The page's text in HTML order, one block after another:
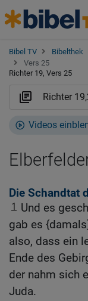
Bibel TV Bibelthek
Vers 25
Richter 19, Vers 25
Videos
Die Schandtat
1
Und es
gab es
also, dass ein
Ende des
der nahm sich
Juda.